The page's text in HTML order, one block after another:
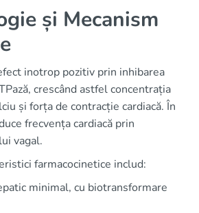
și Mecanism
inotrop pozitiv prin inhibarea
crescând astfel concentrația
și forța de contracție cardiacă. În
frecvența cardiacă prin
vagal.
farmacocinetice includ:
minimal, cu biotransformare